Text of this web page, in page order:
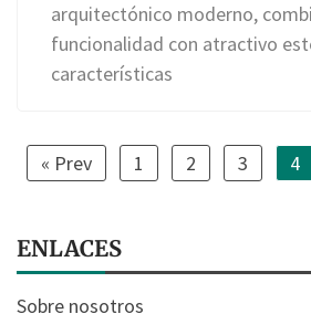
arquitectónico moderno,
funcionalidad con atractivo
características
« Prev 1 2 3 4
ENLACES
Sobre nosotros